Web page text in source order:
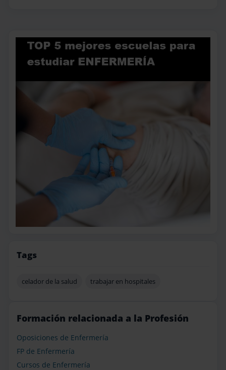
Tags
celador de la salud trabajar en hospitales
Formación relacionada a la Profesión
Oposiciones de Enfermería
FP de Enfermería
Cursos de Enfermería